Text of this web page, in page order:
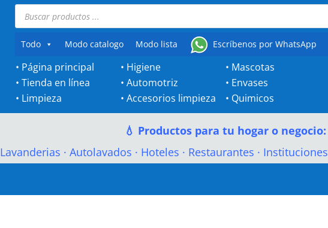
Búsqueda
productos
Todo
Modo catalogo Modo lista Escríbenos por WhatsApp
• Página principal
•Tienda en línea
• Limpieza
• Higiene
•Automotriz
•Accesorios limpieza
• Mascotas
• Envases
• Quimicos
💧 Productos para tu hogar o negocio:
Lavanderias · Autolavados · Hoteles · Restaurantes · Instituciones